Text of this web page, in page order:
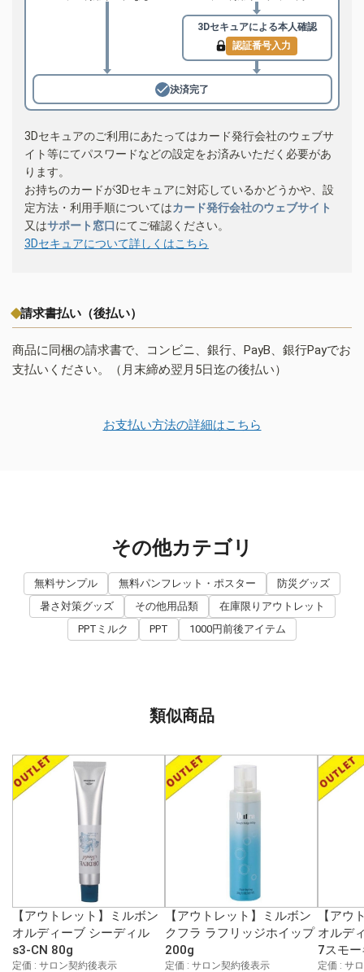
3Dセキュアによる本人確認
認証番号入力
決済完了
3Dセキュアのご利用にあたってはカード発行会社のウェブサ
イト等にてパスワードなどの設定をお済みいただく必要があ
ります。
お持ちのカードが3Dセキュアに対応しているかどうかや、設
定方法・利用手順についてはカード発行会社のウェブサイト
又はサポート窓口にてご確認ください。
3Dセキュアについて詳しくはこちら
請求書払い（後払い）
商品に同梱の請求書で、コンビニ、銀行、PayB、銀行Payでお
支払いください。（月末締め翌月5日迄の後払い）
お支払い方法の詳細はこちら
その他カテゴリ
無料サンプル 無料パンフレット・ポスター
防災グッズ
暑さ対策グッズ
その他用品類
在庫限りアウトレット
PPTミルク
PPT 1000円前後アイテム
類似商品
【アウトレット】ミルボン
オルディーブ シーディル
s3-CN 80g
定価 : サロン契約後表示
【アウトレット】ミルボン
クフラ ラフリッジホイップ
200g
定価 : サロン契約後表示
【アウ
オルデ
7スモ
定価 : サ